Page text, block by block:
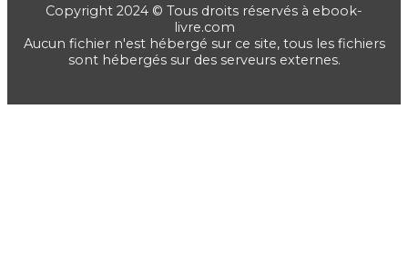
Copyright 2024 © Tous droits réservés à ebook-
livre.com
Aucun fichier n'est hébergé sur ce site, tous les fichiers
sont hébergés sur des serveurs externes.